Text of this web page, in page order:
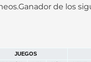
de los
JUEGOS